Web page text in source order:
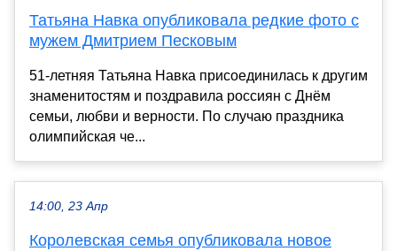
Татьяна Навка опубликовала редкие фото с
мужем Дмитрием Песковым
51-летняя Татьяна Навка присоединилась к другим
знаменитостям и поздравила россиян с Днём
семьи, любви и верности. По случаю праздника
олимпийская че...
14:00, 23 Апр
Королевская семья опубликовала новое